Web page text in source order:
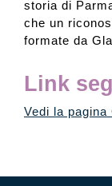
storia di
che un
formate da
Link
Vedi la pagina